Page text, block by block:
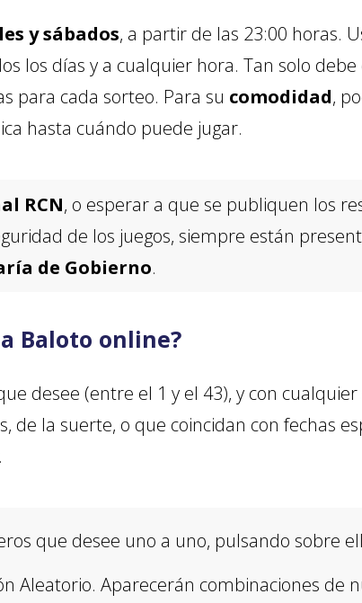
y sábados, a partir de las 23:00 horas.
los días y a cualquier hora. Tan solo
para cada sorteo. Para su comodidad,
hasta cuándo puede jugar.
RCN, o esperar a que se publiquen los
de los juegos, siempre están
de Gobierno.
Baloto online?
desee (entre el 1 y el 43), y con cualquier
de la suerte, o que coincidan con fechas
que desee uno a uno, pulsando sobre
Aleatorio. Aparecerán combinaciones de